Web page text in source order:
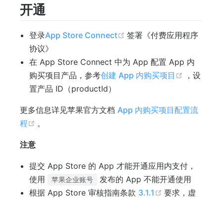
开通
登录App Store Connect (opens new window)
签署《付费应用程序
协议》
在 App Store Connect 中为 App 配置 App 内
购买项目产品，参考创建 App 内购买项目 (opens
，设
置产品 ID（productId）
更多信息详见苹果官方文档 App 内购买项目配置流
程
(opens new window)
。
注意
提交 App Store 的 App 才能开通应用内支付，
使用
苹果企业账号
发布的 App 不能开通使用
根据 App Store 审核指南条款 3.1.1 (opens new
要求，虚